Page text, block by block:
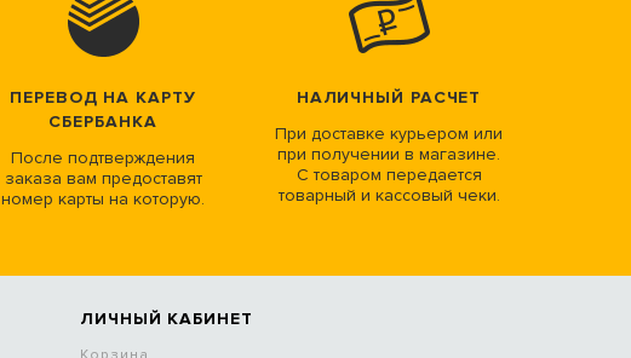
ПЕРЕВОД НА КАРТУ
СБЕРБАНКА
После подтверждения
заказа вам предоставят
номер карты на которую.
НАЛИЧНЫЙ РАСЧЕТ
При доставке курьером или
при получении в магазине.
С товаром передается
товарный и кассовый чеки.
ЛИЧНЫЙ КАБИНЕТ